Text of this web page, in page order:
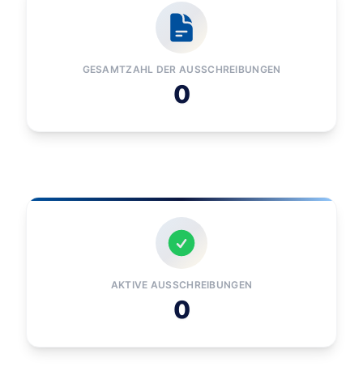
GESAMTZAHL DER AUSSCHREIBUNGEN
0
AKTIVE AUSSCHREIBUNGEN
0